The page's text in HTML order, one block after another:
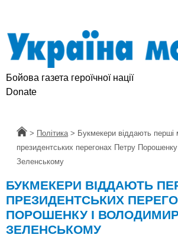
Бойова газета героїчної нації
Donate
Головна
> Політика > Букмекери віддають перші
президентських перегонах Петру
Зеленському
БУКМЕКЕРИ ВІДДАЮТЬ
ПРЕЗИДЕНТСЬКИХ
ПОРОШЕНКУ І
ЗЕЛЕНСЬКОМУ